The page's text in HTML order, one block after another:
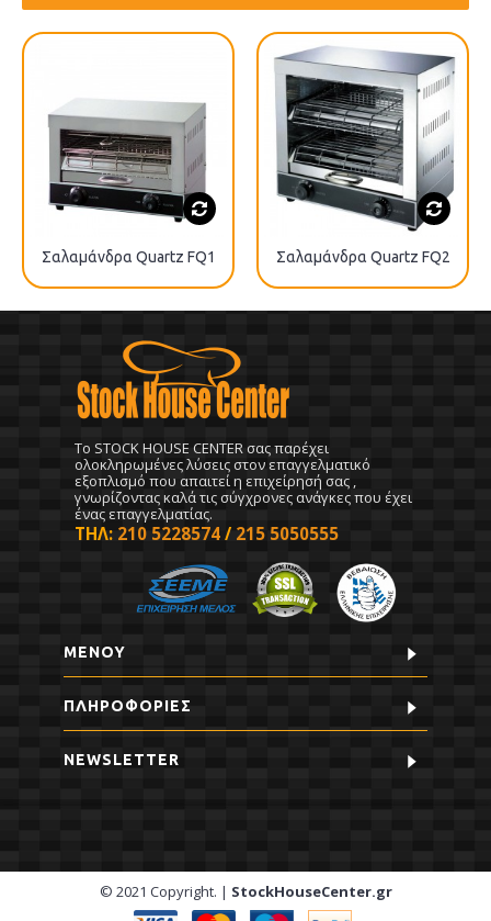
Σαλαμάνδρα Quartz FQ1 Σαλαμάνδρα Quartz FQ2
To STOCK HOUSE CENTER σας παρέχει
ολοκληρωμένες λύσεις στον επαγγελματικό
εξοπλισμό που απαιτεί η επιχείρησή σας ,
γνωρίζοντας καλά τις σύγχρονες ανάγκες που έχει
ένας επαγγελματίας.
ΤΗΛ: 210 5228574 / 215 5050555
ΜΕΝΟΥ
ΠΛΗΡΟΦΟΡΊΕΣ
NEWSLETTER
© 2021 Copyright. | StockHouseCenter.gr